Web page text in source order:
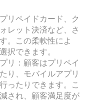
リペイドカード、ク
レット決済など、さ
。この柔軟性によ
択できます。
リ：顧客はプリペイ
り、モバイルアプリ
ったりできます。こ
され、顧客満足度が